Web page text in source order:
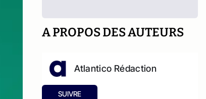
A PROPOS DES AUTEURS
Atlantico Rédaction
SUIVRE